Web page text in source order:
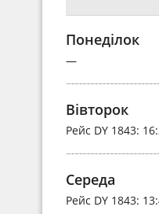
Понеділок
—
Вівторок
Рейс DY 1843:
Середа
Рейс DY 1843: